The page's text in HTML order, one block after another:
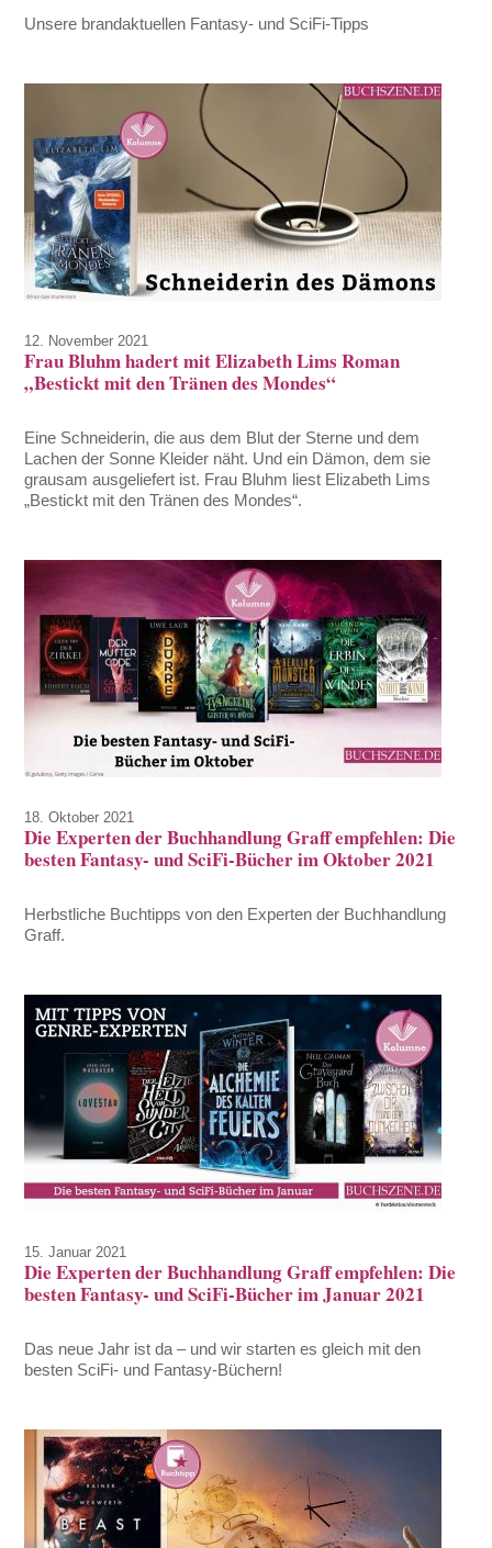
Unsere brandaktuellen Fantasy- und SciFi-Tipps
12. November 2021
Frau Bluhm hadert mit Elizabeth Lims Roman
„Bestickt mit den Tränen des Mondes“
Eine Schneiderin, die aus dem Blut der Sterne und dem
Lachen der Sonne Kleider näht. Und ein Dämon, dem sie
grausam ausgeliefert ist. Frau Bluhm liest Elizabeth Lims
„Bestickt mit den Tränen des Mondes“.
18. Oktober 2021
Die Experten der Buchhandlung Graff empfehlen: Die
besten Fantasy- und SciFi-Bücher im Oktober 2021
Herbstliche Buchtipps von den Experten der Buchhandlung
Graff.
15. Januar 2021
Die Experten der Buchhandlung Graff empfehlen: Die
besten Fantasy- und SciFi-Bücher im Januar 2021
Das neue Jahr ist da – und wir starten es gleich mit den
besten SciFi- und Fantasy-Büchern!